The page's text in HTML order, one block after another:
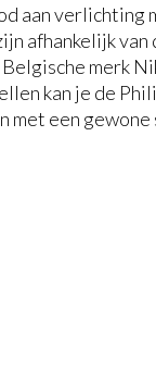
aan verlichting
afhankelijk
merk
kan je de
met een gewone